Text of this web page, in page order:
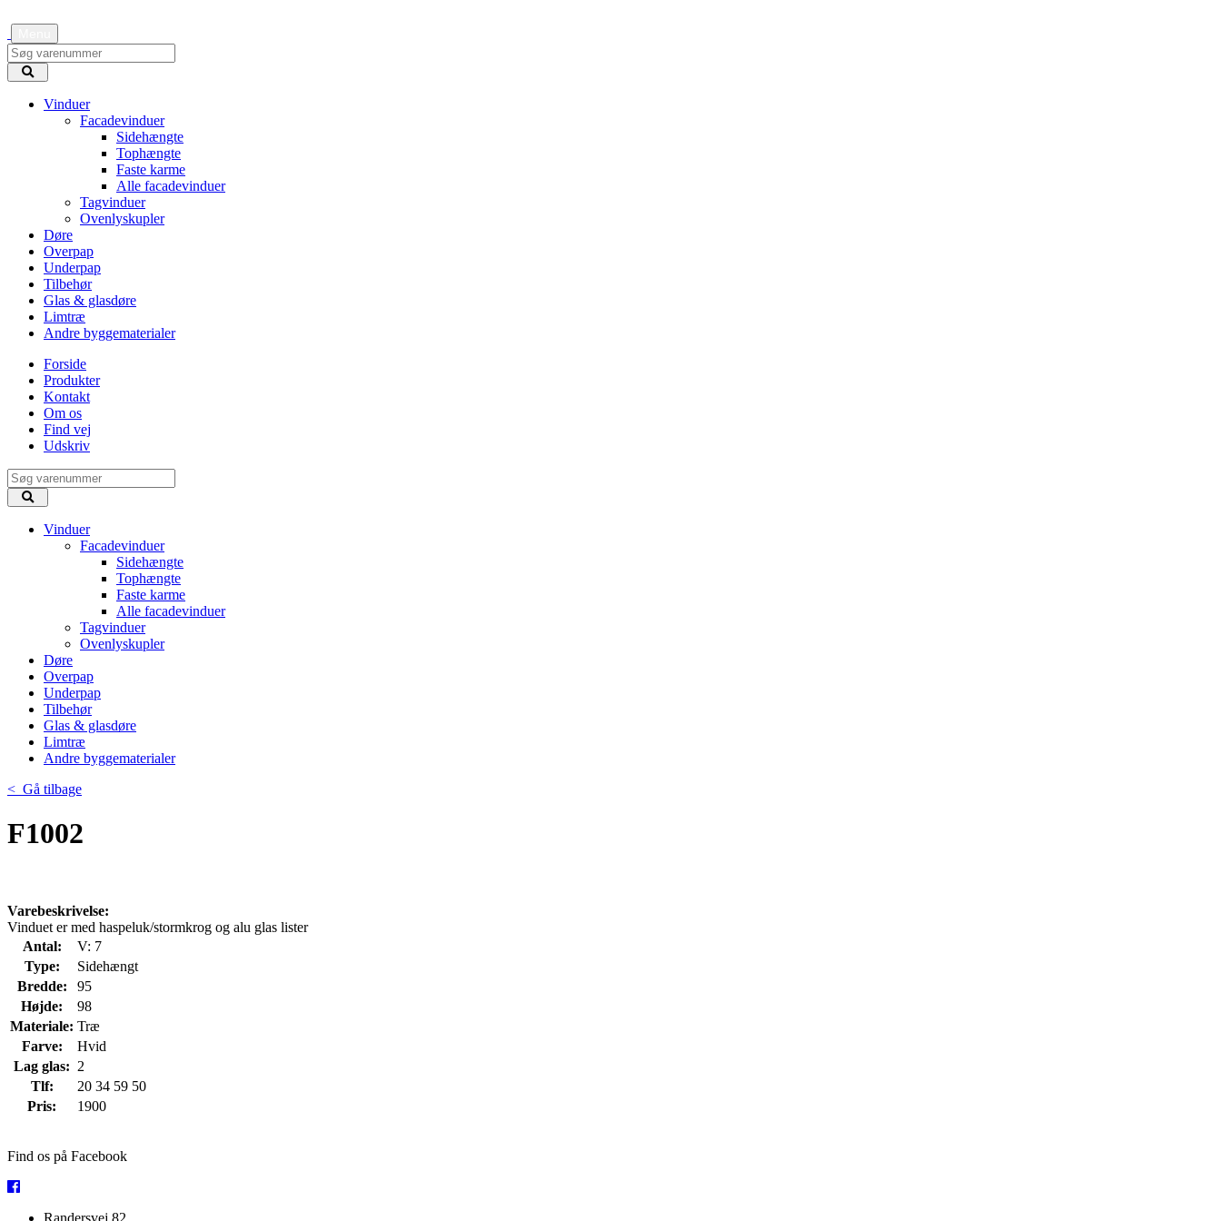
Vinduer
Facadevinduer
Sidehængte
Tophængte
Faste karme
Alle facadevinduer
Tagvinduer
Ovenlyskupler
Døre
Overpap
Underpap
Tilbehør
Glas & glasdøre
Limtræ
Andre byggematerialer
Forside
Produkter
Kontakt
Om os
Find vej
Udskriv
Vinduer
Facadevinduer
Sidehængte
Tophængte
Faste karme
Alle facadevinduer
Tagvinduer
Ovenlyskupler
Døre
Overpap
Underpap
Tilbehør
Glas & glasdøre
Limtræ
Andre byggematerialer
< Gå tilbage
F1002
Varebeskrivelse:
Vinduet er med haspeluk/stormkrog og alu glas lister
Antal:
V: 7
Type:
Sidehængt
Bredde:
95
Højde:
98
Materiale: Træ
Farve:
Hvid
Lag glas: 2
Tlf:
20 34 59 50
Pris:
1900
Find os på Facebook
Randersvej 82